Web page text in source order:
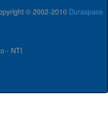
© 2002-2010 Duraspace
- NTI